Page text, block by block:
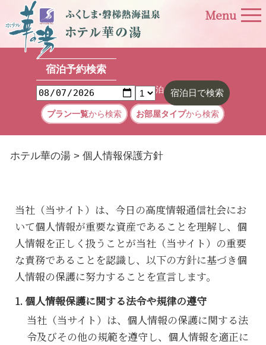
宿泊予約検索
泊 宿泊日で検索
プラン一覧から検索 お部屋タイプから検索
ホテル華の湯 > 個人情報保護方針
当社（当サイト）は、今日の高度情報通信社会にお
いて個人情報が重要な資産であることを理解し、個
人情報を正しく扱うことが当社（当サイト）の重要
な責務であることを認識し、以下の方針に基づき個
人情報の保護に努力することを宣言します。
個人情報保護に関する法令や規律の遵守
当社（当サイト）は、個人情報の保護に関する法
令及びその他の規範を遵守し、個人情報を適正に